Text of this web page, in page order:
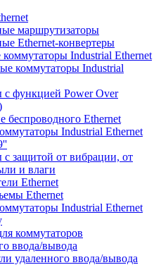
маршрутизаторы
Ethernet-конвертеры
Industrial Ethernet
коммутаторы Industrial
с функцией Power Over
беспроводного Ethernet
Industrial Ethernet
защитой от вибрации, от
и влаги
Ethernet
Ethernet
Industrial Ethernet
коммутаторов
ввода/вывода
удаленного ввода/вывода